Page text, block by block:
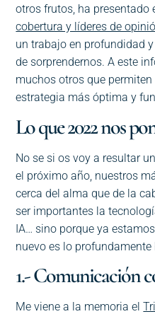
otros frutos, ha presentado
cobertura y líderes de
un trabajo en profundidad
de sorprendernos. A este
muchos otros que
estrategia más óptima y
Lo que 2022 nos
No se si os voy a resultar
el próximo año, nuestros
cerca del alma que de la
ser importantes la
IA… sino porque ya
nuevo es lo profundamente
1.- Comunicación
Me viene a la memoria el